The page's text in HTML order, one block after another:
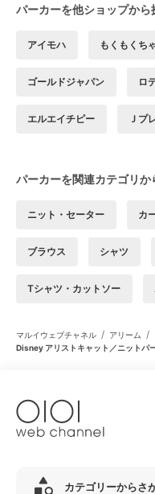
パーカーを他ショップから
アイモハ もくもくち
ゴールドジャパン ロ
エルエイチピー Ｊプ
パーカーを関連カテゴリか
ニット・セーター カ
ブラウス シャツ
Tシャツ・カットソー
マルイウェブチャネル / アリーム /
Disney アリストキャット／ニットパ
カテゴリーからさ